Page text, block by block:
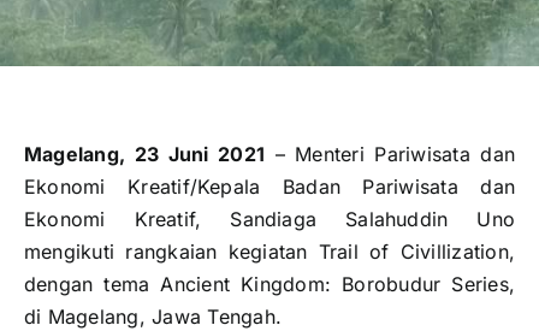
Magelang, 23 Juni 2021 –Menteri Pariwisata dan
Ekonomi Kreatif/Kepala Badan Pariwisata dan
Ekonomi Kreatif, Sandiaga Salahuddin Uno
mengikuti rangkaian kegiatan Trail of Civillization,
dengan tema Ancient Kingdom: Borobudur Series,
di Magelang, Jawa Tengah.